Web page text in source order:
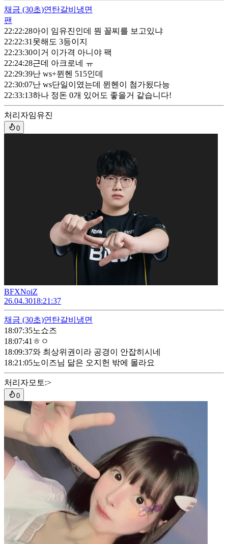
채금 (30초)연탄갈비냉면
팬
22:22:28아이 임유진인데 뭔 꼴찌를 보고있냐
22:22:31 못해도 3등이지
22:23:30이거 이가격 아니야 팩
22:24:28근데 아크로네 ㅠ
22:29:39난 ws+뮌헨 515인데
22:30:07난 ws단일이였는데 뮌헨이 첨가됬다능
22:33:13하나 정돈 0개 있어도 좋을거 같습니다!
처리자임유진
0
BFXNoiZ
26.04.3018:21:37
채금 (30초)연탄갈비냉면
18:07:35노쇼즈
18:07:41 ㅎㅇ
18:09:37와 최상위권이라 공경이 안잡히시네
18:21:05노이즈님 닮은 오지헌 밖에 몰라요
처리자모토:>
0